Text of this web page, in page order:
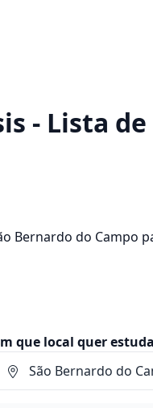
- Lista
Bernardo do Campo
que local quer